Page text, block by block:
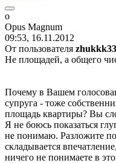
o
Opus Magnum
09:53, 16.11.2012
От пользователя
Не площадей, а общего
Почему в Вашем
супруга - тоже
площадь квартиры? Вы
Я не боюсь показаться
не понимаю. Разложите
складывается
ничего не понимаете в